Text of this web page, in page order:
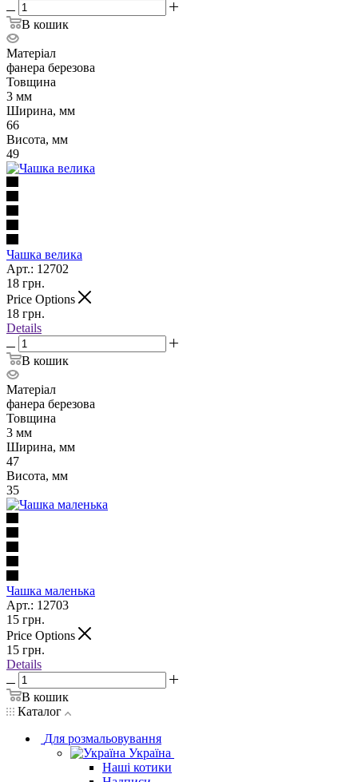
В кошик
Матеріал
фанера березова
Товщина
3 мм
Ширина, мм
66
Висота, мм
49
Чашка велика
Арт.: 12702
18 грн.
Price Options
18 грн.
Details
В кошик
Матеріал
фанера березова
Товщина
3 мм
Ширина, мм
47
Висота, мм
35
Чашка маленька
Арт.: 12703
15 грн.
Price Options
15 грн.
Details
В кошик
Каталог
Для розмальовування
Україна
Наші котики